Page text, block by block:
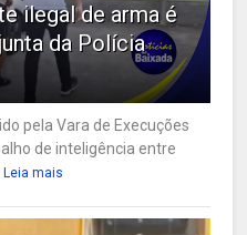
ilegal de arma é
da Polícia
pela Vara de Execuções
de inteligência entre
Leia mais